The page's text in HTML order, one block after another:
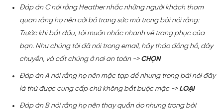
Đáp án C nói rằng Heather nhắc những người khách tham
quan rằng họ nên cởi bỏ trang sức mà trong bài nói rằng:
Trước khi bắt đầu, tôi muốn nhắc nhanh về trang phục của
bạn. Như chúng tôi đã nói trong email, hãy tháo đồng hồ, dây
chuyền, và cất chúng ở nơi an toàn -> CHỌN
Đáp án A nói rằng họ nên mặc tạp dề nhưng trong bài nói đây
là thứ được cung cấp chứ không bắt buộc mặc -> LOẠI
Đáp án B nói rằng họ nên thay quần áo nhưng trong bài